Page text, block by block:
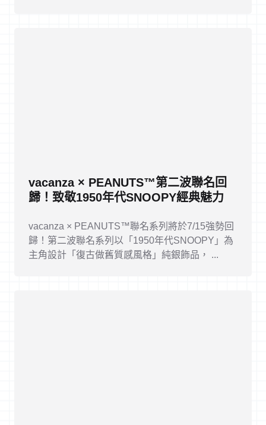
vacanza × PEANUTS™第二波聯名回
歸！致敬1950年代SNOOPY經典魅力
vacanza × PEANUTS™聯名系列將於7/15強勢回
歸！第二波聯名系列以「1950年代SNOOPY」為
主角設計「復古做舊質感風格」純銀飾品， ...